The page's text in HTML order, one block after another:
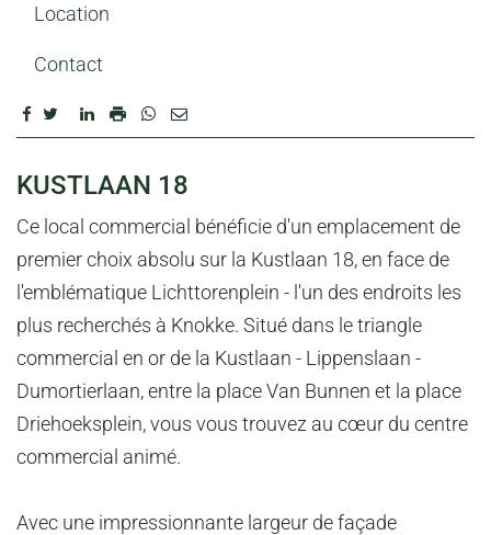
Location
Contact
DESCRIPTION
KUSTLAAN 18
Ce local commercial bénéficie d'un emplacement de
premier choix absolu sur la Kustlaan 18, en face de
l'emblématique Lichttorenplein - l'un des endroits les
plus recherchés à Knokke. Situé dans le triangle
commercial en or de la Kustlaan - Lippenslaan -
Dumortierlaan, entre la place Van Bunnen et la place
Driehoeksplein, vous vous trouvez au cœur du centre
commercial animé.
Avec une impressionnante largeur de façade